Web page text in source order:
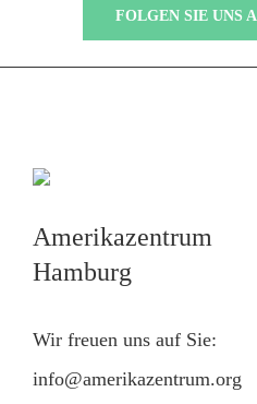
FOLGEN SIE UNS
Amerikazentrum
Hamburg
Wir freuen uns auf Sie:
info@amerikazentrum.org